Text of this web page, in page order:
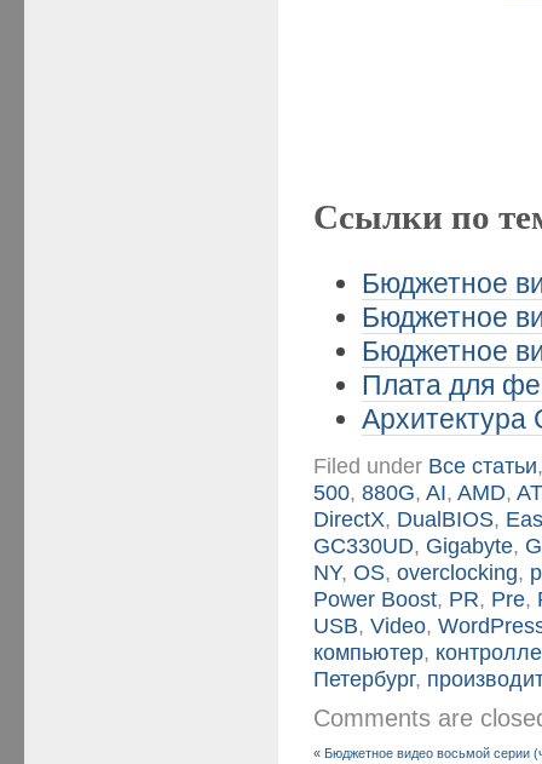
Ссылки по
Бюджетное
Бюджетное
Бюджетное
Плата для
Архитектура
Filed under Все статьи
500,880G,AI,AMD,
DirectX, DualBIOS,
GC330UD, Gigabyte,
NY,OS,overclocking,
Power Boost, PR, Pre,
USB,Video,
компьютер,
Петербург,
Comments are
« Бюджетное видео восьмой серии